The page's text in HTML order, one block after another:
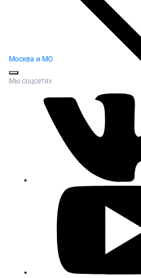
Москва и МО
Мы соцсетях